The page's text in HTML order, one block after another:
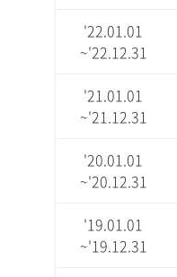
'22.01.01
~'22.12.31
'21.01.01
~'21.12.31
'20.01.01
~'20.12.31
'19.01.01
~'19.12.31